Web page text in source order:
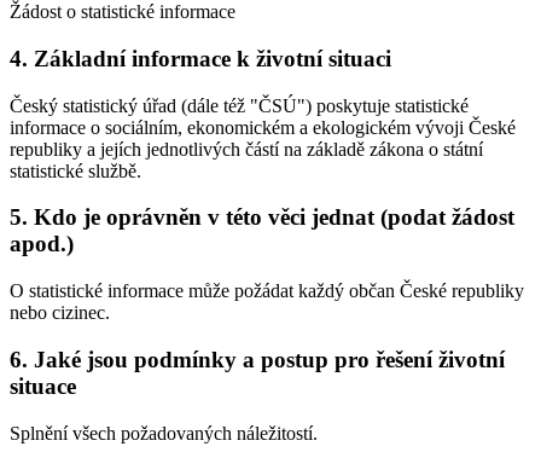
Žádost o statistické informace
4. Základní informace k životní situaci
Český statistický úřad (dále též "ČSÚ") poskytuje statistické
informace o sociálním, ekonomickém a ekologickém vývoji České
republiky a jejích jednotlivých částí na základě zákona o státní
statistické službě.
5. Kdo je oprávněn v této věci jednat (podat žádost
apod.)
O statistické informace může požádat každý občan České republiky
nebo cizinec.
6. Jaké jsou podmínky a postup pro řešení životní
situace
Splnění všech požadovaných náležitostí.